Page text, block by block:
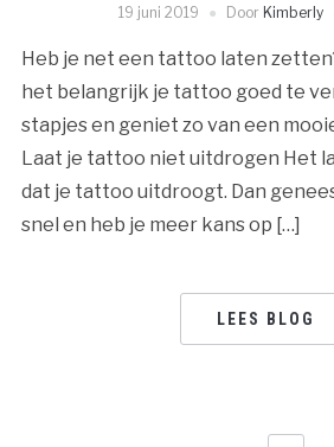
19 juni 2019 Door Kimberly
Heb je net een tattoo laten
het belangrijk je tattoo goed te
stapjes en geniet zo van een
Laat je tattoo niet uitdrogen Het
dat je tattoo uitdroogt. Dan
snel en heb je meer kans op […]
LEES BLOG